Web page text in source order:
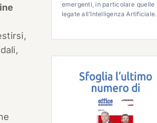
emergenti, in particolare quelle
legate all’Intelligenza Artificiale.